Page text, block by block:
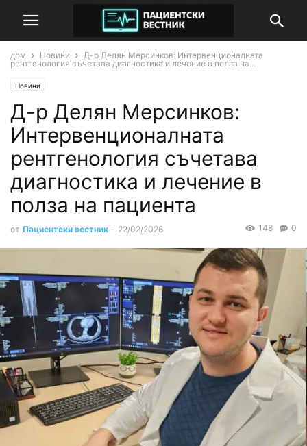
дом Новини
Д-р Делян Мерсинков: Интервенционалната
рентгенология съчетава диагностика и лечение в полза на...
Новини
Д-р Делян Мерсинков:
Интервенционалната
рентгенология съчетава
диагностика и лечение в
полза на пациента
от Пациентски вестник - 22/02/2026 0
148